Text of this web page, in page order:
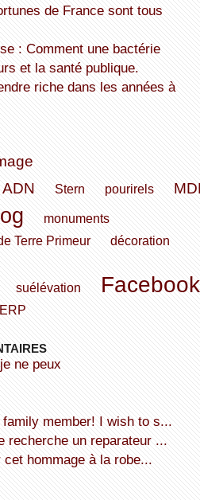
et la santé publique.
ADN Stern pourirels
monuments
Terre Primeur
décoration
suélévation Facebook
ERP
family member! I wish to s...
recherche un reparateur ...
cet hommage à la robe...